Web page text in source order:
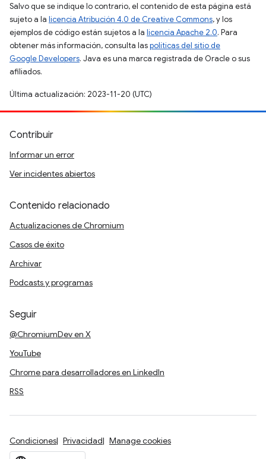
Salvo que se indique lo contrario, el contenido de esta página está
sujeto a la licencia Atribución 4.0 de Creative Commons, y los
ejemplos de código están sujetos a la licencia Apache 2.0. Para
obtener más información, consulta laspolíticas del sitio de
Google Developers. Java es una marca registrada de Oracle o sus
afiliados.
Última actualización: 2023-11-20 (UTC)
Contribuir
Informar un error
Ver incidentes abiertos
Contenido relacionado
Actualizaciones de Chromium
Casos de éxito
Archivar
Podcasts y programas
Seguir
@ChromiumDev en X
YouTube
Chrome para desarrolladores en LinkedIn
RSS
Condiciones Privacidad Manage cookies